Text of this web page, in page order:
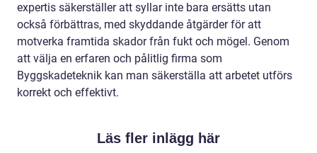
expertis säkerställer att syllar inte bara ersätts utan
också förbättras, med skyddande åtgärder för att
motverka framtida skador från fukt och mögel. Genom
att välja en erfaren och pålitlig firma som
Byggskadeteknik kan man säkerställa att arbetet utförs
korrekt och effektivt.
Läs fler inlägg här